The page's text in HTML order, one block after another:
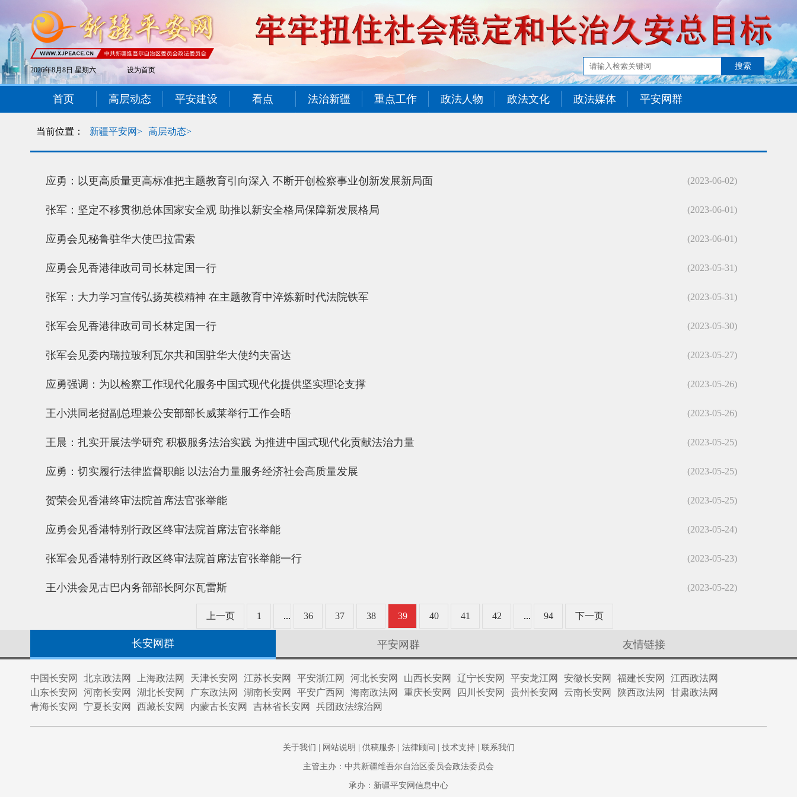
2026年8月8日 星期六 设为首页
首页 高层动态 平安建设 看点 法治新疆 重点工作 政法人物 政法文化 政法媒体 平安网群
当前位置： 新疆平安网> 高层动态>
应勇：以更高质量更高标准把主题教育引向深入 不断开创检察事业创新发展新局面 (2023-06-02)
张军：坚定不移贯彻总体国家安全观 助推以新安全格局保障新发展格局 (2023-06-01)
应勇会见秘鲁驻华大使巴拉雷索 (2023-06-01)
应勇会见香港律政司司长林定国一行 (2023-05-31)
张军：大力学习宣传弘扬英模精神 在主题教育中淬炼新时代法院铁军 (2023-05-31)
张军会见香港律政司司长林定国一行 (2023-05-30)
张军会见委内瑞拉玻利瓦尔共和国驻华大使约夫雷达 (2023-05-27)
应勇强调：为以检察工作现代化服务中国式现代化提供坚实理论支撑 (2023-05-26)
王小洪同老挝副总理兼公安部部长威莱举行工作会晤 (2023-05-26)
王晨：扎实开展法学研究 积极服务法治实践 为推进中国式现代化贡献法治力量 (2023-05-25)
应勇：切实履行法律监督职能 以法治力量服务经济社会高质量发展 (2023-05-25)
贺荣会见香港终审法院首席法官张举能 (2023-05-25)
应勇会见香港特别行政区终审法院首席法官张举能 (2023-05-24)
张军会见香港特别行政区终审法院首席法官张举能一行 (2023-05-23)
王小洪会见古巴内务部部长阿尔瓦雷斯 (2023-05-22)
上一页 1 ... 36 37 38 39 40 41 42 ... 94 下一页
长安网群
中国长安网 北京政法网 上海政法网 天津长安网 江苏长安网 平安浙江网 河北长安网 山西长安网 辽宁长安网 平安龙江网 安徽长安网 福建长安网
江西政法网
山东长安网
河南长安网 湖北长安网 广东政法网 湖南长安网 平安广西网 海南政法网 重庆长安网 四川长安网 贵州长安网 云南长安网 陕西政法网
甘肃政法网
青海长安网
宁夏长安网 西藏长安网 内蒙古长安网 吉林省长安网 兵团政法综治网
平安网群 友情链接
关于我们 网站说明 供稿服务 法律顾问 技术支持| 联系我们
主管主办：中共新疆维吾尔自治区委员会政法委员会
承办：新疆平安网信息中心